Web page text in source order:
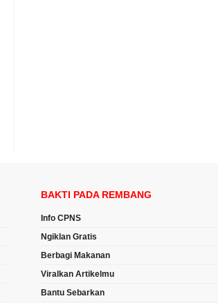
BAKTI PADA REMBANG
Info CPNS
Ngiklan Gratis
Berbagi Makanan
Viralkan Artikelmu
Bantu Sebarkan